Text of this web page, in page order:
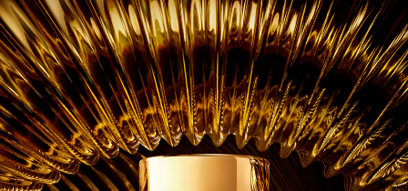
- SIRTIVITY-LP™ 테크놀로지가 눈가 피부 깊은 곳에서부터 케
어하여, 어려 보이는 눈가 피부를 선사합니다.
- 전문적인 피부 관리 방법에 영감을 받아, 눈가 주름, 눈 밑 꺼
짐, 눈 밑 처짐 등의 개선을 통한 눈가 피부 탄력의 효과적인 결
과를 증명했습니다.
1.54명의 여성을 대상으로 하루 2번, 12주간 제품을 사용한 후 실
시한 인체적용시험결과
스,아이소헥사데칸,스테아릴알코올,아세틸글루코사민,검은서양
송로추출물,하이드롤라이즈드효모단백질,수선화비늘줄기추출물,
호스테일켈프추출물,소듐하이알루로네이트,아세틸헥사펩타이
드-8,유청단백질,아미노프로필아스코빌포스페이트,조류추출물,
아스파라곱시스 아르마타추출물,하이드롤라이즈드쌀추출물,카페
인,금,진주가루,오이열매추출물,구름버섯추출물,해바라기씨추출
물,제주진득찰추출물,하이드롤라이즈드밀단백질,보리추출물,노
티드랙추출물,다이포타슘글리시리제이트,아르테미아추출물,토코
페롤,토코페릴아세테이트,프로필렌글라이콜다이카프레이트,솔비
톨,카프릴릴글라이콜,글루코오스,라우릴피씨에이,합성플루오르